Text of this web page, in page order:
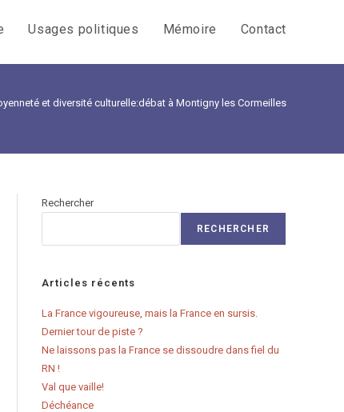
Usages politiques Mémoire Contact
et diversité culturelle:débat à Montigny les Cormeilles
Rechercher
RECHERCHER
Articles récents
La France vigoureuse, mais la France en sursis.
Dernier tour de piste ?
Ne laissons pas la France se dissoudre dans fiel du
RN !
Val que vaille!
Déchéance